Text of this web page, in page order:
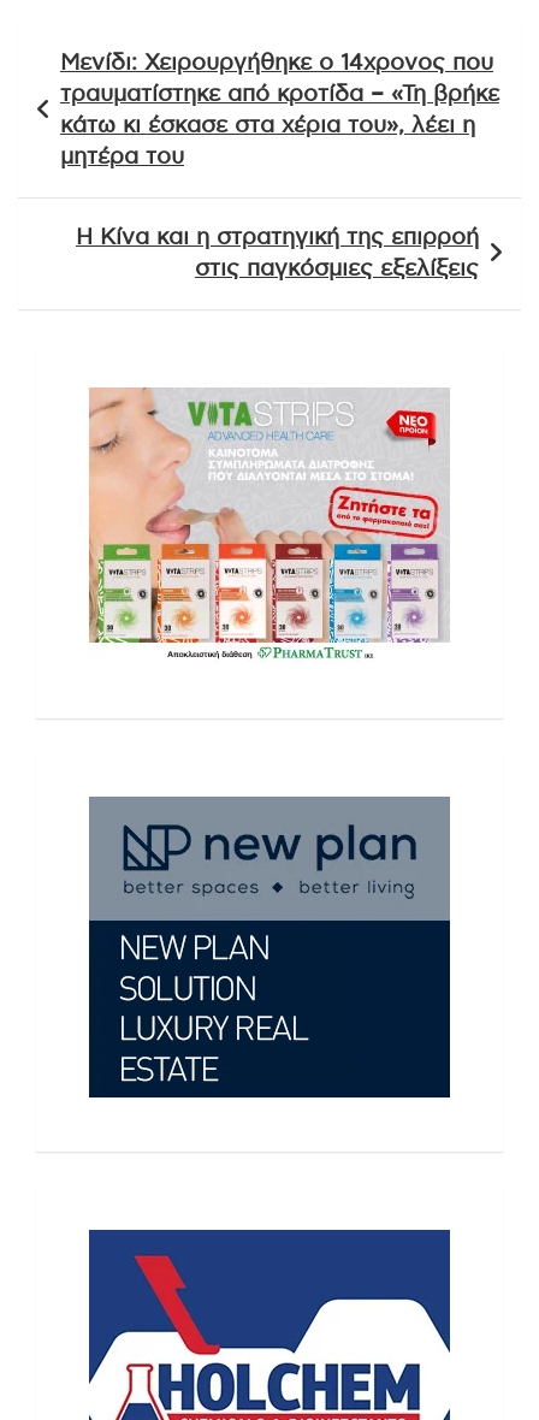
άρθρων
Μενίδι: Χειρουργήθηκε ο 14χρονος που
τραυματίστηκε από κροτίδα – «Τη βρήκε
κάτω κι έσκασε στα χέρια του», λέει η
μητέρα του
Η Κίνα και η στρατηγική της επιρροή
στις παγκόσμιες εξελίξεις